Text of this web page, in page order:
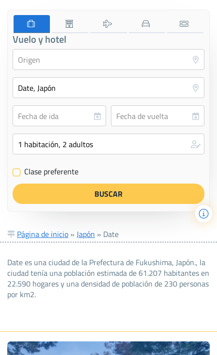
Vuelo y hotel
✔ Clase preferente
Página de inicio » Japón » Date
Date es una ciudad de la Prefectura de Fukushima, Japón., la
ciudad tenía una población estimada de 61.207 habitantes en
22.590 hogares y una densidad de población de 230 personas
por km2.